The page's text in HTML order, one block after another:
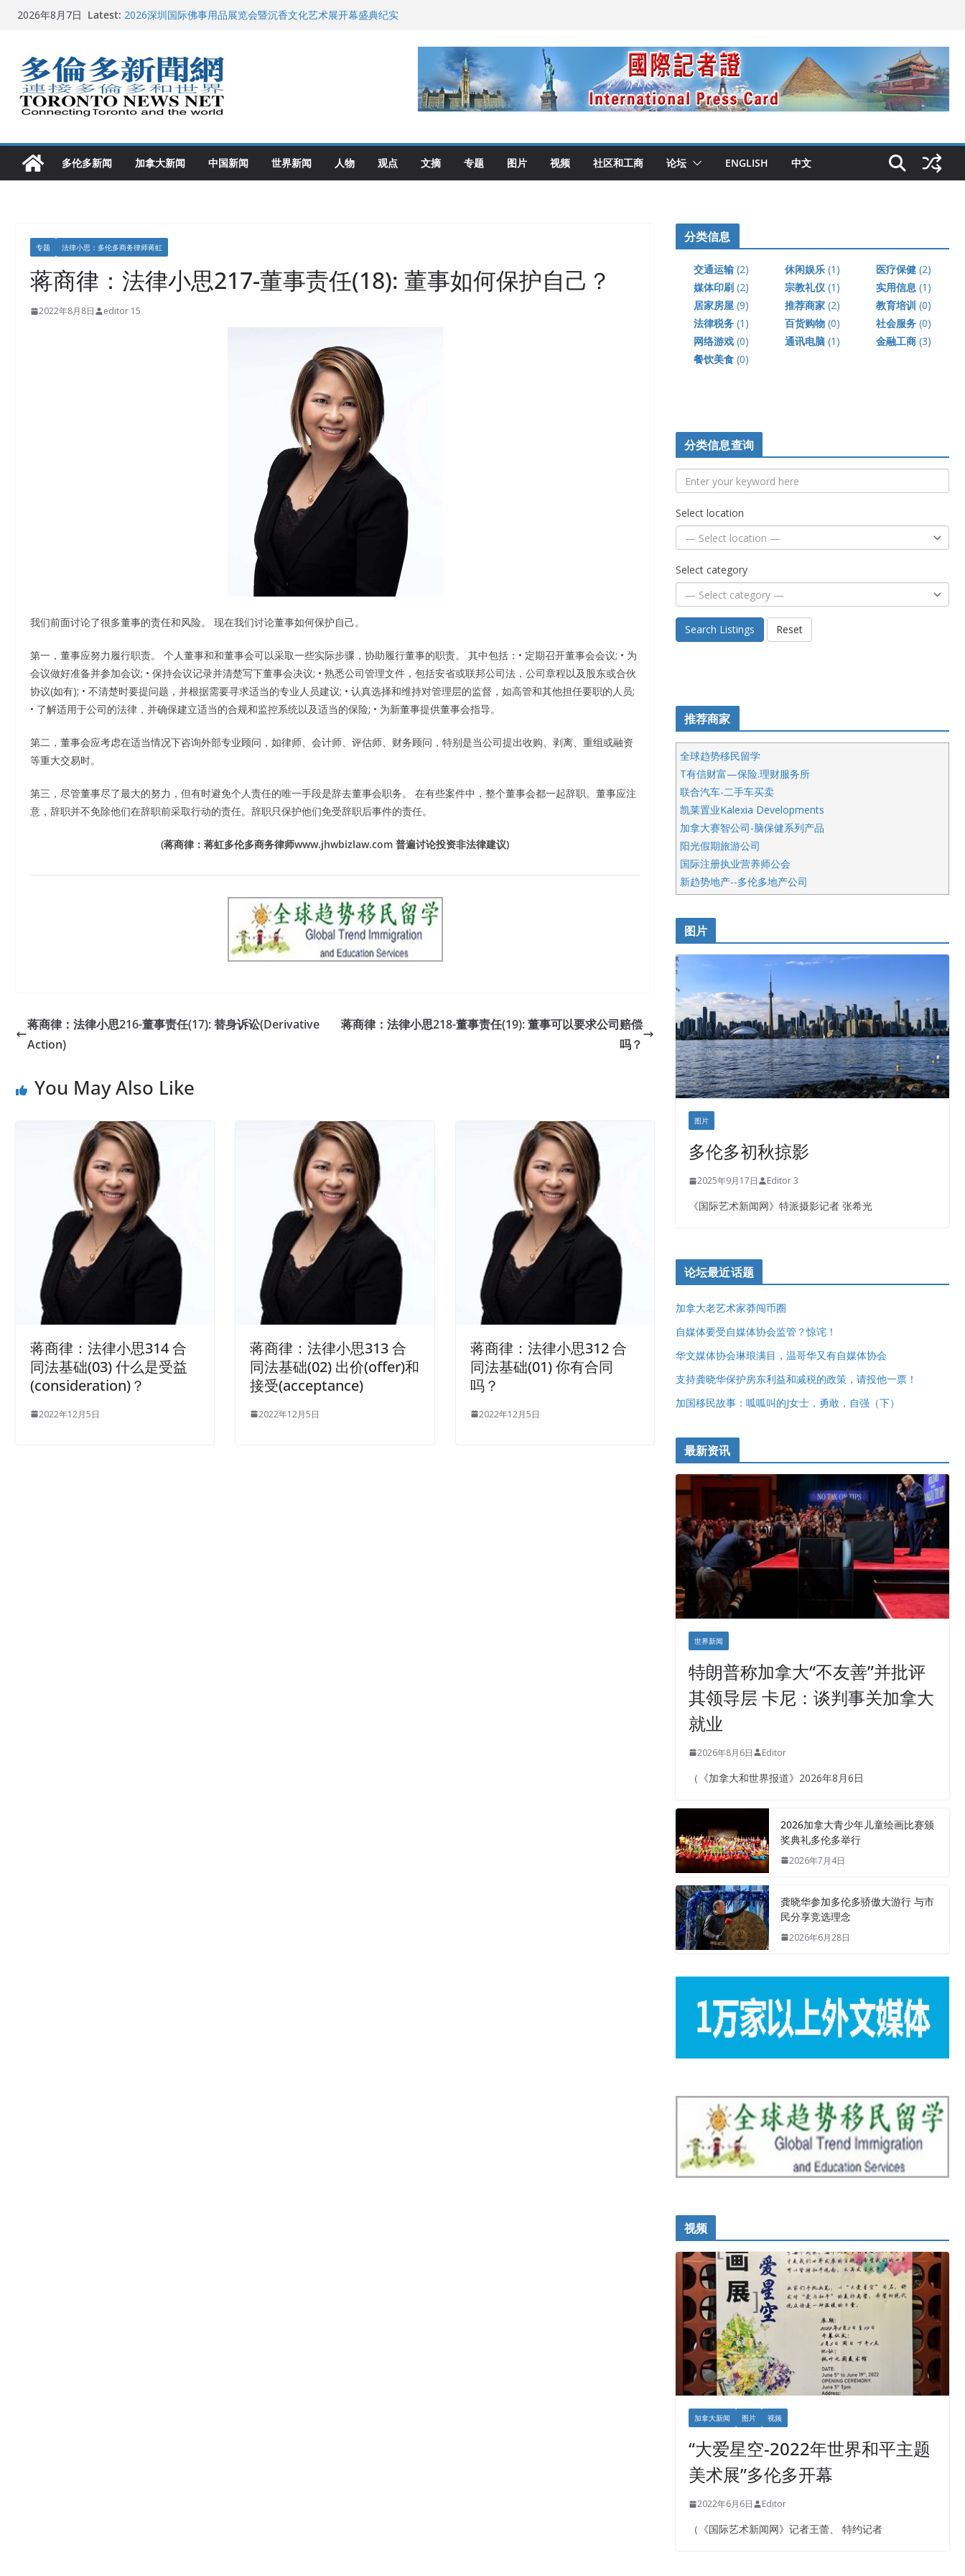
Skip2026年8月7日 Latest: 2026深圳国际佛事用品展览会暨沉香文化艺术展开幕盛典纪实
2026加拿大青少年儿童绘画比赛颁奖典礼多伦多举行
龚晓华参加多伦多骄傲大游行 与市民分享竞选理念
多伦多市长选举拉开帷幕 多名华人候选人宣布角逐
多伦多新闻 加拿大新闻 中国新闻 世界新闻 人物 观点 文摘 专题 图片 视频 社区和工商 论坛 ENGLISH 中文
专题 法律小思：多伦多商务律师蒋虹
蒋商律：法律小思217-董事责任(18): 董事如何保护自己？
2022年8月8日 editor 15
我们前面讨论了很多董事的责任和风险。 现在我们讨论董事如何保护自己。
第一，董事应努力履行职责。 个人董事和和董事会可以采取一些实际步骤，协助履行董事的职责。 其中包括：• 定期召开董事会会议; • 为
会议做好准备并参加会议; • 保持会议记录并清楚写下董事会决议; • 熟悉公司管理文件，包括安省或联邦公司法，公司章程以及股东或合伙
协议(如有); • 不清楚时要提问题，并根据需要寻求适当的专业人员建议; • 认真选择和维持对管理层的监督，如高管和其他担任要职的人员;
• 了解适用于公司的法律，并确保建立适当的合规和监控系统以及适当的保险; • 为新董事提供董事会指导。
第二，董事会应考虑在适当情况下咨询外部专业顾问，如律师、会计师、评估师、财务顾问，特别是当公司提出收购、剥离、重组或融资
等重大交易时。
第三，尽管董事尽了最大的努力，但有时避免个人责任的唯一手段是辞去董事会职务。 在有些案件中，整个董事会都一起辞职。董事应注
意，辞职并不免除他们在辞职前采取行动的责任。辞职只保护他们免受辞职后事件的责任。
(蒋商律：蒋虹多伦多商务律师www.jhwbizlaw.com 普遍讨论投资非法律建议)
蒋商律：法律小思216-董事责任(17): 替身诉讼(Derivative
Action)
蒋商律：法律小思218-董事责任(19): 董事可以要求公司赔偿
吗？
You May Also Like
蒋商律：法律小思314 合
同法基础(03) 什么是受益
(consideration)？
2022年12月5日
蒋商律：法律小思313 合
同法基础(02) 出价(offer)和
接受(acceptance)
2022年12月5日
蒋商律：法律小思312 合
同法基础(01) 你有合同
吗？
2022年12月5日
分类信息
交通运输 (2) 休闲娱乐 (1) 医疗保健 (2)
媒体印刷 (2) 宗教礼仪 (1) 实用信息 (1)
居家房屋 (9) 推荐商家 (2) 教育培训 (0)
法律税务 (1) 百货购物 (0) 社会服务 (0)
网络游戏 (0) 通讯电脑 (1) 金融工商 (3)
餐饮美食 (0)
分类信息查询
Select location
Select category
Search Listings Reset
推荐商家
全球趋势移民留学
T有信财富—保险.理财服务所
联合汽车-二手车买卖
凯莱置业Kalexia Developments
加拿大赛智公司-脑保健系列产品
阳光假期旅游公司
国际注册执业营养师公会
新趋势地产--多伦多地产公司
呱呱电器
开明车行KS CAR SALES & SERVICE
健健宝公司
皇后金融集团
正点印艺设计
图片
图片
多伦多初秋掠影
2025年9月17日 Editor 3
《国际艺术新闻网》特派摄影记者 张希光
论坛最近话题
加拿大老艺术家莽闯币圈
自媒体要受自媒体协会监管？惊诧！
华文媒体协会琳琅满目，温哥华又有自媒体协会
支持龚晓华保护房东利益和减税的政策，请投他一票！
加国移民故事：呱呱叫的J女士，勇敢，自强（下）
最新资讯
世界新闻
特朗普称加拿大“不友善”并批评
其领导层 卡尼：谈判事关加拿大
就业
2026年8月6日 Editor
（《加拿大和世界报道》2026年8月6日
2026加拿大青少年儿童绘画比赛颁
奖典礼多伦多举行
2026年7月4日
龚晓华参加多伦多骄傲大游行 与市
民分享竞选理念
2026年6月28日
视频
加拿大新闻 图片 视频
“大爱星空-2022年世界和平主题
美术展”多伦多开幕
2022年6月6日 Editor
（《国际艺术新闻网》记者王蕾、 特约记者